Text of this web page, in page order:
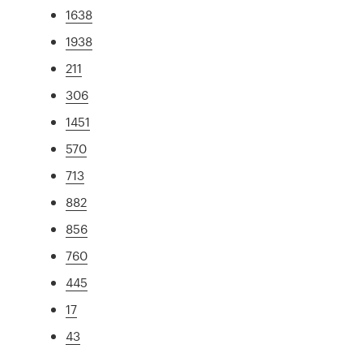
1638
1938
211
306
1451
570
713
882
856
760
445
17
43